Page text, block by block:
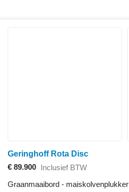
Geringhoff Rota Disc
€ 89.900 Inclusief BTW
Graanmaaibord - maiskolvenplukker